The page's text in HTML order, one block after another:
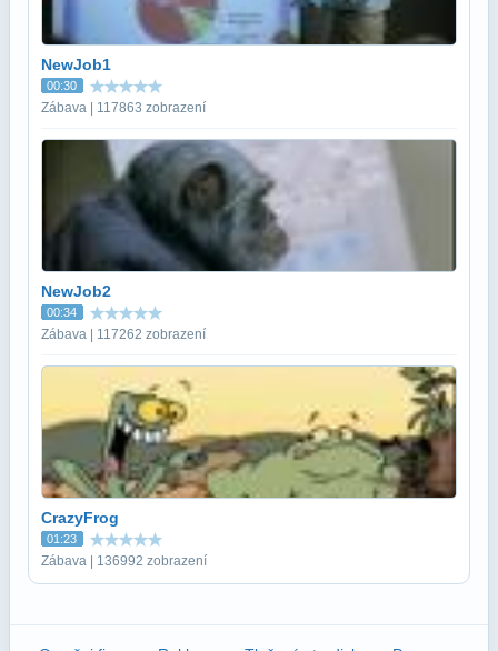
NewJob1
00:30
Zábava | 117863 zobrazení
NewJob2
00:34
Zábava | 117262 zobrazení
CrazyFrog
01:23
Zábava | 136992 zobrazení